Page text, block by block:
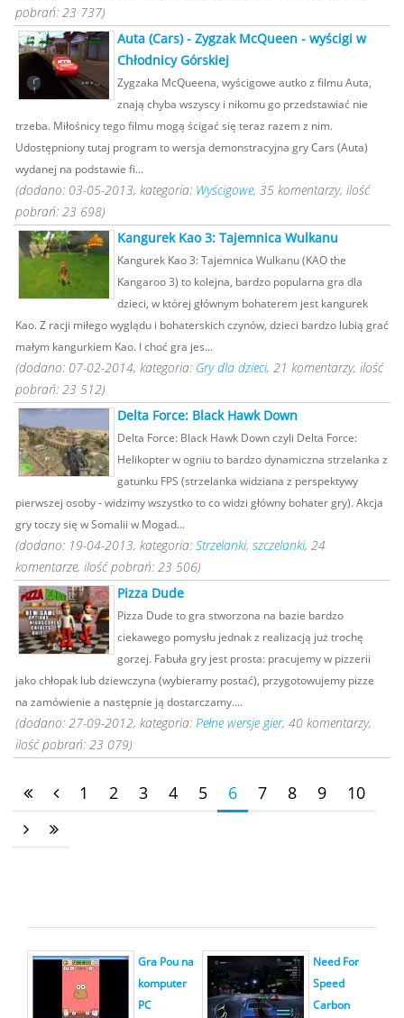
pobrań: 23 737)
Auta (Cars) - Zygzak McQueen - wyścigi w
Chłodnicy Górskiej
Zygzaka McQueena, wyścigowe autko z filmu Auta,
znają chyba wszyscy i nikomu go przedstawiać nie
trzeba. Miłośnicy tego filmu mogą ścigać się teraz razem z nim.
Udostępniony tutaj program to wersja demonstracyjna gry Cars (Auta)
wydanej na podstawie fi...
(dodano: 03-05-2013, kategoria: Wyścigowe, 35 komentarzy, ilość
pobrań: 23 698)
Kangurek Kao 3: Tajemnica Wulkanu
Kangurek Kao 3: Tajemnica Wulkanu (KAO the
Kangaroo 3) to kolejna, bardzo popularna gra dla
dzieci, w której głównym bohaterem jest kangurek
Kao. Z racji miłego wyglądu i bohaterskich czynów, dzieci bardzo lubią grać
małym kangurkiem Kao. I choć gra jes...
(dodano: 07-02-2014, kategoria: Gry dla dzieci, 21 komentarzy, ilość
pobrań: 23 512)
Delta Force: Black Hawk Down
Delta Force: Black Hawk Down czyli Delta Force:
Helikopter w ogniu to bardzo dynamiczna strzelanka z
gatunku FPS (strzelanka widziana z perspektywy
pierwszej osoby - widzimy wszystko to co widzi główny bohater gry). Akcja
gry toczy się w Somalii w Mogad...
(dodano: 19-04-2013, kategoria: Strzelanki, szczelanki, 24
komentarze, ilość pobrań: 23 506)
Pizza Dude
Pizza Dude to gra stworzona na bazie bardzo
ciekawego pomysłu jednak z realizacją już trochę
gorzej. Fabuła gry jest prosta: pracujemy w pizzerii
jako chłopak lub dziewczyna (wybieramy postać), przygotowujemy pizze
na zamówienie a następnie ją dostarczamy....
(dodano: 27-09-2012, kategoria: Pełne wersje gier, 40 komentarzy,
ilość pobrań: 23 079)
1 2 3 4 5 6 7 8 9 10
Gra Pou na
komputer
PC
Need For
Speed
Carbon